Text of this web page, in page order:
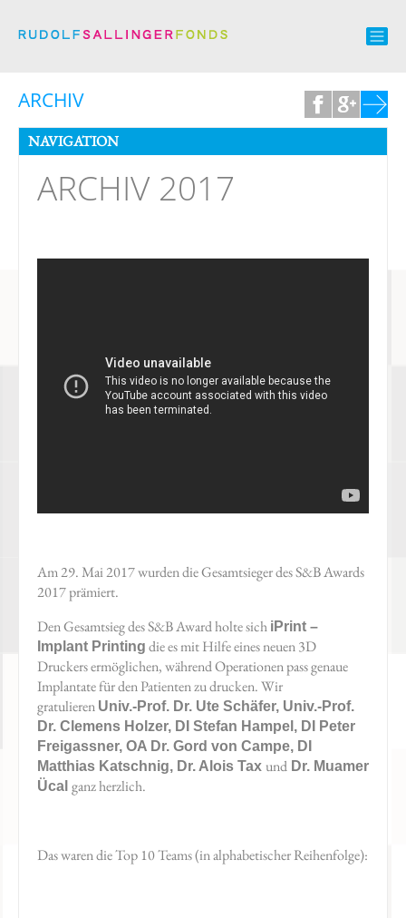
ARCHIV
NAVIGATION
ARCHIV 2017
Am 29. Mai 2017 wurden die Gesamtsieger des S&B Awards
2017 prämiert.
Den Gesamtsieg des S&B Award holte sich iPrint –
Implant Printing die es mit Hilfe eines neuen 3D
Druckers ermöglichen, während Operationen pass genaue
Implantate für den Patienten zu drucken. Wir
gratulieren Univ.-Prof. Dr. Ute Schäfer, Univ.-Prof.
Dr. Clemens Holzer, DI Stefan Hampel, DI Peter
Freigassner, OA Dr. Gord von Campe, DI
Matthias Katschnig, Dr. Alois Tax und Dr. Muamer
Ücal ganz herzlich.
Das waren die Top 10 Teams (in alphabetischer Reihenfolge):